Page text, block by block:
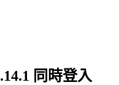
同時登入